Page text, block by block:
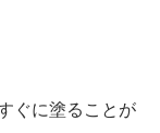
ぐに塗ることが